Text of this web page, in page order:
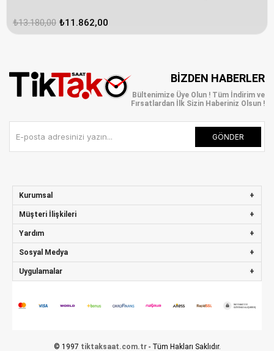
₺11.862,00
₺13.180,00
BIZDEN HABERLER
Bültenimize Üye Olun ! Tüm İndirim ve
Fırsatlardan İlk Sizin Haberiniz Olsun !
GÖNDER
Kurumsal
Müşteri İlişkileri
Yardım
Sosyal Medya
Uygulamalar
© 1997 tiktaksaat.com.tr - Tüm Hakları Saklıdır.